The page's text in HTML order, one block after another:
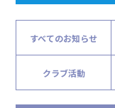
すべてのお知らせ
クラブ活動